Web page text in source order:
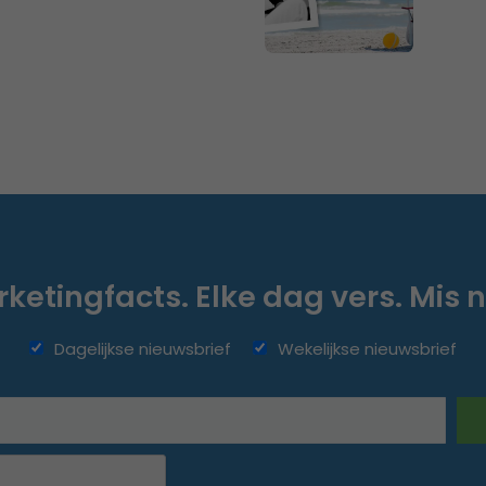
Elke dag vers. Mis
Dagelijkse nieuwsbrief Wekelijkse nieuwsbrief